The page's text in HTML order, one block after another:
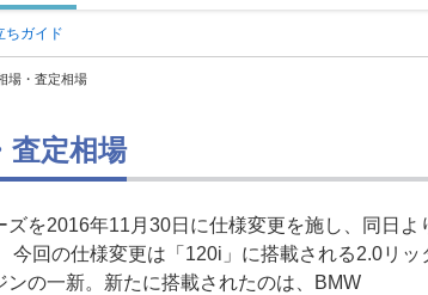
ちガイド
場・査定相場
査定相場
ズを2016年11月30日に仕様変更を施し、同日よ
今回の仕様変更は「120i」に搭載される2.0リッ
ンの一新。新たに搭載されたのは、BMW